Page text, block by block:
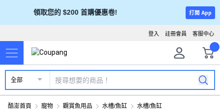
領取您的 $200 首購優惠卷! 打開 App
客服中心
註冊會員
登入
全部
酷澎首頁 寵物 觀賞魚用品 水槽/魚缸 水槽/魚缸